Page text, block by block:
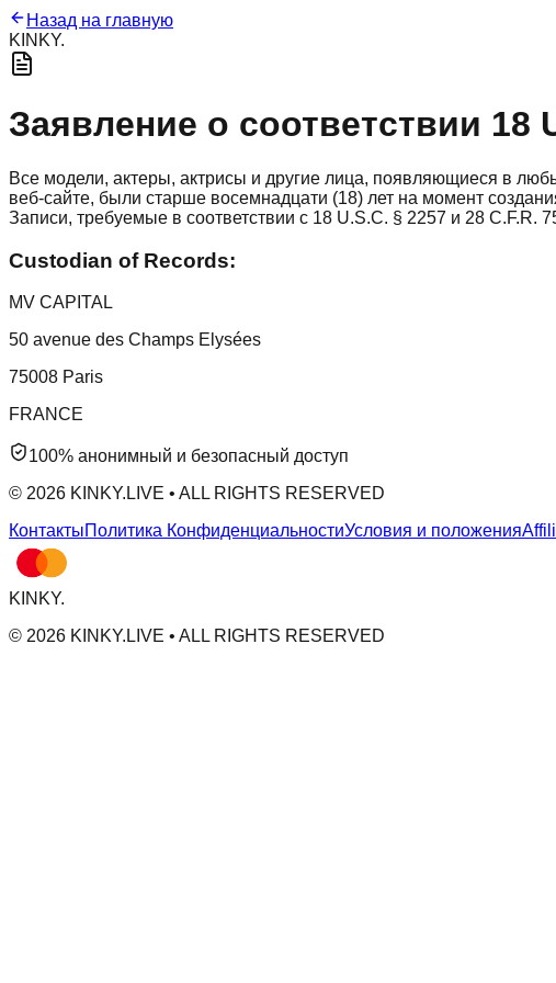
Назад на главную
KINKY.
Заявление о соответствии 18
Все модели, актеры, актрисы и другие лица, появляющиеся в
веб-сайте, были старше восемнадцати (18) лет на момент
Записи, требуемые в соответствии с 18 U.S.C. § 2257 и 28 C.F.R.
Custodian of Records:
MV CAPITAL
50 avenue des Champs Elysées
75008 Paris
FRANCE
100% анонимный и безопасный доступ
© 2026 KINKY.LIVE • ALL RIGHTS RESERVED
КонтактыПолитика КонфиденциальностиУсловия и положения
KINKY.
© 2026 KINKY.LIVE • ALL RIGHTS RESERVED